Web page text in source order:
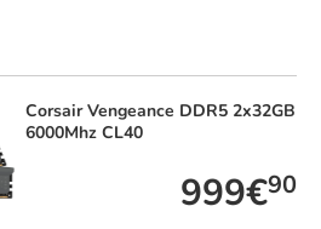
CorsairVengeance DDR5 2x32GB
6000Mhz CL40
999€90